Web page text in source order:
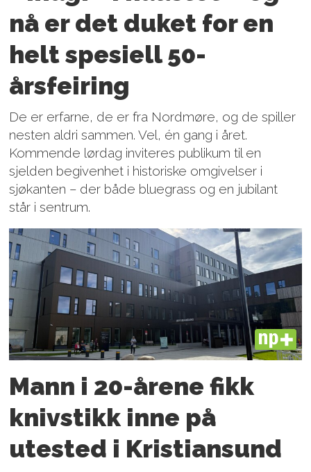
nå er det duket for en
helt spesiell 50-
årsfeiring
De er erfarne, de er fra Nordmøre, og de spiller
nesten aldri sammen. Vel, én gang i året.
Kommende lørdag inviteres publikum til en
sjelden begivenhet i historiske omgivelser i
sjøkanten – der både bluegrass og en jubilant
står i sentrum.
PLUS
Mann i 20-årene fikk
knivstikk inne på
utested i Kristiansund